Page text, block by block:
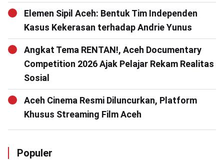
Elemen Sipil Aceh: Bentuk Tim Independen
Kasus Kekerasan terhadap Andrie Yunus
Angkat Tema RENTAN!, Aceh Documentary
Competition 2026 Ajak Pelajar Rekam Realitas
Sosial
Aceh Cinema Resmi Diluncurkan, Platform
Khusus Streaming Film Aceh
Populer